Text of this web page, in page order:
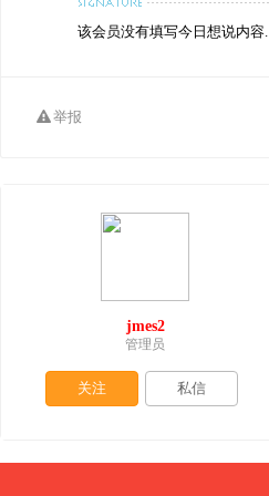
该会员没有填写今日想说内容.
举报
jmes2
管理员
关注 私信